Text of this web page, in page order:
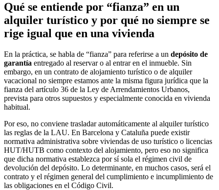
Qué se entiende por “fianza” en un
alquiler turístico y por qué no siempre se
rige igual que en una vivienda
En la práctica, se habla de “fianza” para referirse a un depósito de
garantía entregado al reservar o al entrar en el inmueble. Sin
embargo, en un contrato de alojamiento turístico o de alquiler
vacacional no siempre estamos ante la misma figura jurídica que la
fianza del artículo 36 de la Ley de Arrendamientos Urbanos,
prevista para otros supuestos y especialmente conocida en vivienda
habitual.
Por eso, no conviene trasladar automáticamente al alquiler turístico
las reglas de la LAU. En Barcelona y Cataluña puede existir
normativa administrativa sobre viviendas de uso turístico o licencias
HUT/HUTB como contexto del alojamiento, pero eso no significa
que dicha normativa establezca por sí sola el régimen civil de
devolución del depósito. Lo determinante, en muchos casos, será el
contrato y el régimen general del cumplimiento e incumplimiento de
las obligaciones en el Código Civil.